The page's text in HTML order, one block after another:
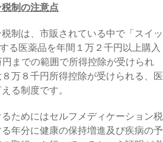
制の注意点
制は、市販されている中で「スイッ
る医薬品を年間１万２千円以上購入
までの範囲で所得控除が受けられ
万８千円所得控除が受けられる、医
る制度です。
ためにはセルフメディケーション税
年分に健康の保持増進及び疾病の予